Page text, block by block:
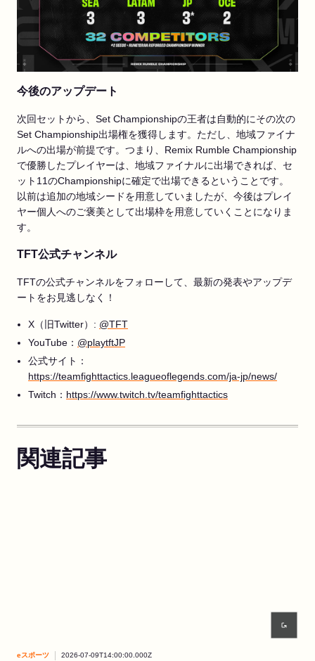
今後のアップデート
次回セットから、Set Championshipの王者は自動的にその次の
Set Championship出場権を獲得します。ただし、地域ファイナ
ルへの出場が前提です。つまり、Remix Rumble Championship
で優勝したプレイヤーは、地域ファイナルに出場できれば、セ
ット11のChampionshipに確定で出場できるということです。
以前は追加の地域シードを用意していましたが、今後はプレイ
ヤー個人へのご褒美として出場枠を用意していくことになりま
す。
TFT公式チャンネル
TFTの公式チャンネルをフォローして、最新の発表やアップデ
ートをお見逃しなく！
X（旧Twitter）: @TFT
YouTube： @playtftJP
公式サイト：
https://teamfighttactics.leagueoflegends.com/ja-jp/news/
Twitch： https://www.twitch.tv/teamfighttactics
関連記事
eスポーツ 2026-07-09T14:00:00.000Z